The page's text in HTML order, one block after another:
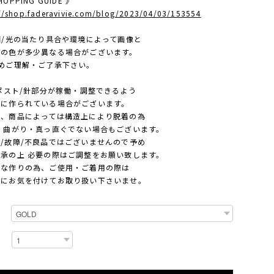
shop.faderavivie.com/blog/2023/04/03/153554
光の当たり具合や環境によって画像と
が多少異なる場合がございます。
解・ご了承下さい。
/針部分が稼働・調整できるよう
られている場合がございます。
品によっては構造上により脱着の為
り・真っ直ぐでない場合もございます。
障/不良品ではございませんので予め
上 必要の際はご調整をお願い致します。
りの為、ご使用・ご着用の際は
気を付けてお取り扱い下さいませ。